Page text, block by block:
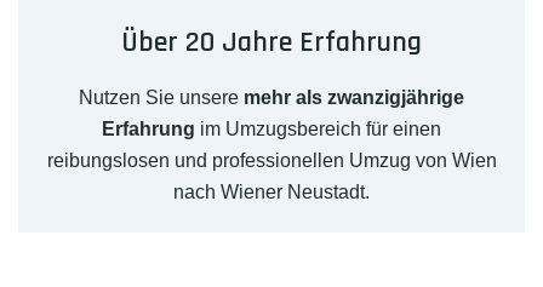
Über 20 Jahre Erfahrung
Nutzen Sie unsere mehr als zwanzigjährige
Erfahrung im Umzugsbereich für einen
reibungslosen und professionellen Umzug von Wien
nach Wiener Neustadt.